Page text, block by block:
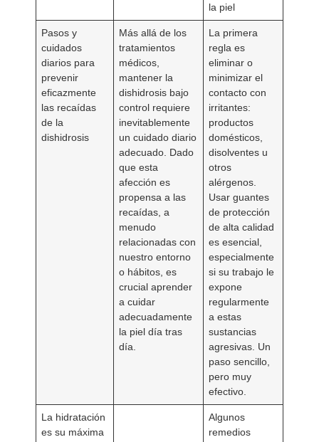
la piel
Pasos y
cuidados
diarios para
prevenir
eficazmente
las recaídas
de la
dishidrosis
Más allá de los
tratamientos
médicos,
mantener la
dishidrosis bajo
control requiere
inevitablemente
un cuidado diario
adecuado. Dado
que esta
afección es
propensa a las
recaídas, a
menudo
relacionadas con
nuestro entorno
o hábitos, es
crucial aprender
a cuidar
adecuadamente
la piel día tras
día.
La primera
regla es
eliminar o
minimizar el
contacto con
irritantes:
productos
domésticos,
disolventes u
otros
alérgenos.
Usar guantes
de protección
de alta calidad
es esencial,
especialmente
si su trabajo le
expone
regularmente
a estas
sustancias
agresivas. Un
paso sencillo,
pero muy
efectivo.
La hidratación
es su máxima
Algunos
remedios